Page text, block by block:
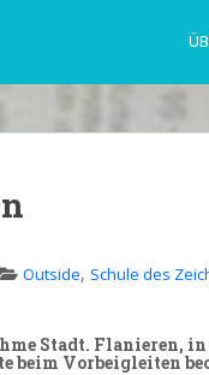
Outside, Schule des
Stadt. Flanieren,
beim Vorbeigleiten